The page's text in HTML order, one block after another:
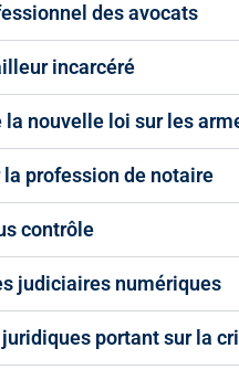
des avocats
incarcéré
nouvelle loi sur les
profession de notaire
contrôle
judiciaires numériques
portant sur la